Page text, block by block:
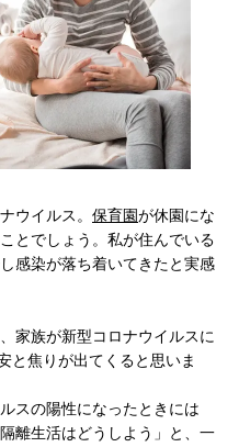
ウイルス。 保育園が休園にな
とでしょう。私が住んでいる
感染が落ち着いてきたと実感
家族が新型コロナウイルスに
と焦りが出てくると思いま
スの陽性になったときには
離生活はどうしよう」と、一